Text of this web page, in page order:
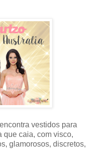
vestidos para
que caia, com visco,
glamorosos, discretos,